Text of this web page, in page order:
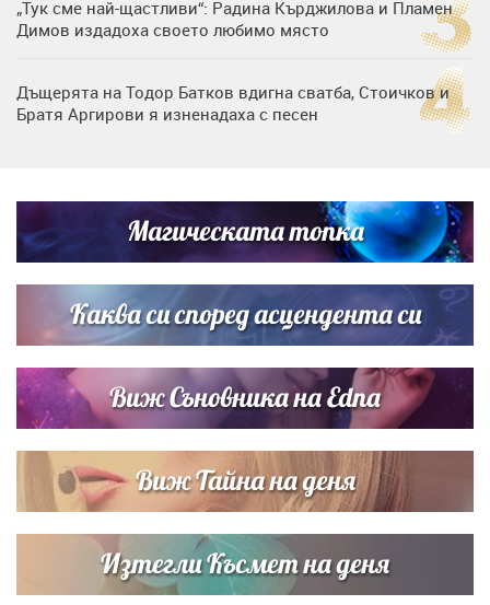
„Тук сме най-щастливи“: Радина Кърджилова и Пламен
Димов издадоха своето любимо място
Дъщерята на Тодор Батков вдигна сватба, Стоичков и
Братя Аргирови я изненадаха с песен
Списъкът е ясен: Джей Ло и Риана във ВИП гостите на
сватбата на Роналдо
Магическата топка
Каква си според асцендента си
Виж Съновника на Edna
Виж Тайна на деня
Изтегли Късмет на деня